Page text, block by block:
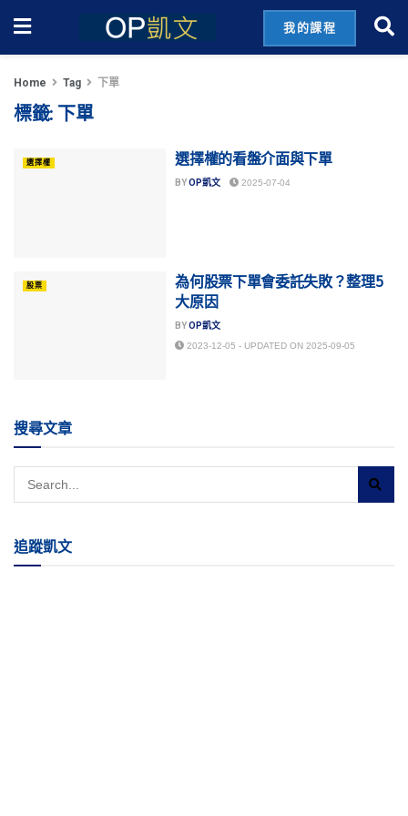
我的課程
Home Tag 下單
標籤: 下單
選擇權 選擇權的看盤介面與下單
BYOP凱文 2025-07-04
股票
為何股票下單會委託失敗？整理5
大原因
BYOP凱文
2023-12-05 - UPDATED ON 2025-09-05
搜尋文章
追蹤凱文